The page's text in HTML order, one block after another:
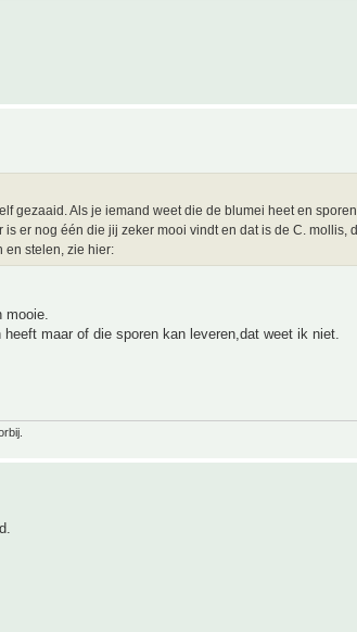
gezaaid. Als je iemand weet die de blumei heet en
er nog één die jij zeker mooi vindt en dat is de C. mollis,
en stelen, zie hier:
maar of die sporen kan leveren,dat weet ik niet.